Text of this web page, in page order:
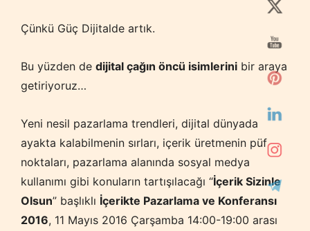
Çünkü Güç Dijitalde artık.
Bu yüzden de dijital çağın öncü isimlerini bir araya
getiriyoruz…
Yeni nesil pazarlama trendleri, dijital dünyada
ayakta kalabilmenin sırları, içerik üretmenin püf
noktaları, pazarlama alanında sosyal medya
kullanımı gibi konuların tartışılacağı “İçerik Sizinle
Olsun” başlıklı İçerikte Pazarlama ve Konferansı
2016, 11 Mayıs 2016 Çarşamba 14:00-19:00 arası